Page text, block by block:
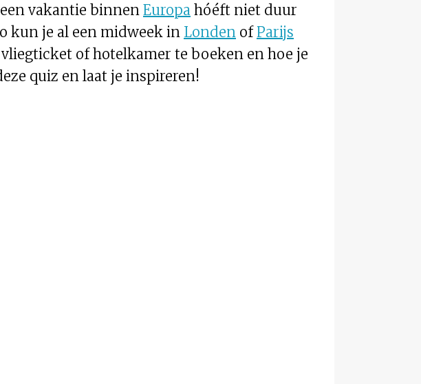
vakantie binnen Europa hóéft niet duur
kun je al een midweek in Londen of Parijs
of hotelkamer te boeken en hoe je
quiz en laat je inspireren!